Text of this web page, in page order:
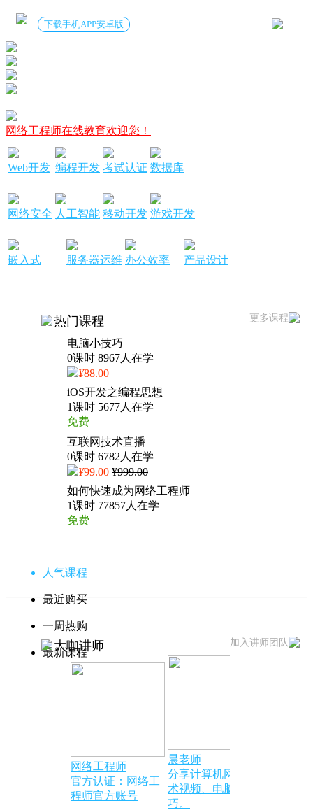
下载手机APP安卓版
网络工程师在线教育欢迎您！
Web开发 编程开发 考试认证 数据库
网络安全 人工智能 移动开发 游戏开发
嵌入式 服务器运维 办公效率 产品设计
更多课程
热门课程
电脑小技巧
0课时 8967人在学
¥88.00
iOS开发之编程思想
1课时 5677人在学
免费
互联网技术直播
0课时 6782人在学
¥99.00 ¥999.00
如何快速成为网络工程师
1课时 77857人在学
免费
人气课程
最近购买
一周热购
最新课程
加入讲师团队
大咖讲师
网络工程师
官方认证：网络工
程师官方账号
晨老师
分享计算机网络技
术视频、电脑小技
巧。